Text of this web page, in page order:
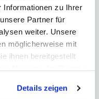
Informationen zu Ihrer
Partner für
weiter. Unsere
möglicherweise mit
ihnen bereitgestellt
Impressum.
Details zeigen